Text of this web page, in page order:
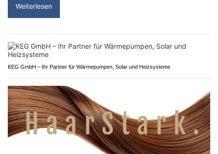
Weiterlesen
KEG GmbH – Ihr Partner für Wärmepumpen, Solar und Heizsysteme